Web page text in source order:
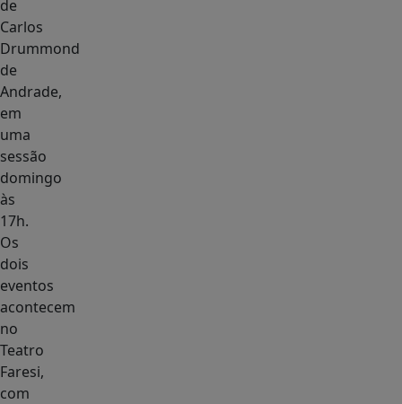
de
Carlos
Drummond
de
Andrade,
em
uma
sessão
domingo
às
17h.
Os
dois
eventos
acontecem
no
Teatro
Faresi,
com